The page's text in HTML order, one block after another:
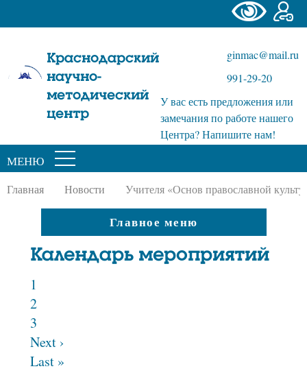
Краснодарский
научно-
методический
центр
ginmac@mail.ru
991-29-20
У вас есть предложения или
замечания по работе нашего
Центра? Напишите нам!
МЕНЮ
Главная Новости Учителя «Основ православной
Главное меню
Календарь мероприятий
1
2
3
Next ›
Last »